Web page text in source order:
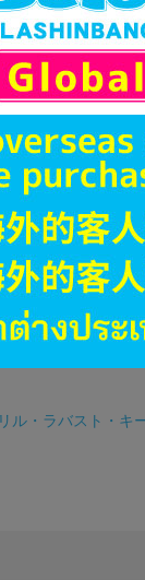
ル・ラバスト・キ